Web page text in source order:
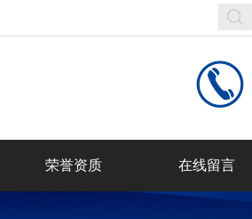
荣誉资质 在线留言